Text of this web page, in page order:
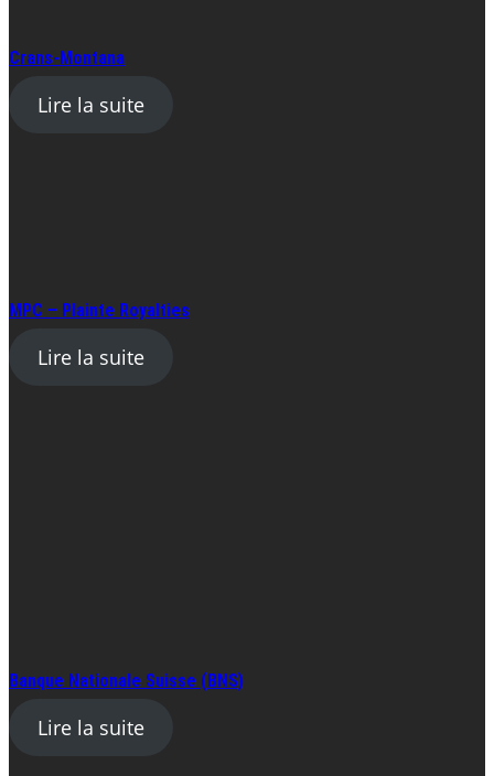
Crans-Montana
Lire la suite
MPC – Plainte Royalties
Lire la suite
Banque Nationale Suisse (BNS)
Lire la suite